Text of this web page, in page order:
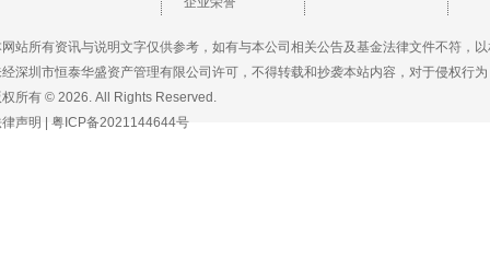
站所有资讯与说明文字仅供参考，如有与本公司相关公告及基金法律文件不符，
深圳市恒泰华盛资产管理有限公司许可，不得转载和抄袭本站内容，对于侵权行
权所有 © 2026. All Rights Reserved.
声明
粤ICP备2021144644号